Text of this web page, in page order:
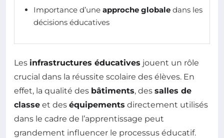
Importance d’une approche globale dans les
décisions éducatives
Les infrastructures éducatives jouent un rôle
crucial dans la réussite scolaire des élèves. En
effet, la qualité des bâtiments, des salles de
classe et des équipements directement utilisés
dans le cadre de l’apprentissage peut
grandement influencer le processus éducatif.